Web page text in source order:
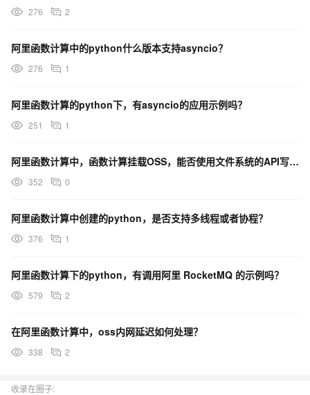
276 2
阿里函数计算中的python什么版本支持asyncio？
276 1
阿里函数计算的python下，有asyncio的应用示例吗？
251 1
阿里函数计算中，函数计算挂载OSS，能否使用文件系统的API写入大文件（几百GB）？有什么限制吗？
352 0
阿里函数计算中创建的python，是否支持多线程或者协程？
376 1
阿里函数计算下的python，有调用阿里 RocketMQ 的示例吗？
579 2
在阿里函数计算中，oss内网延迟如何处理？
338 2
收录在圈子: